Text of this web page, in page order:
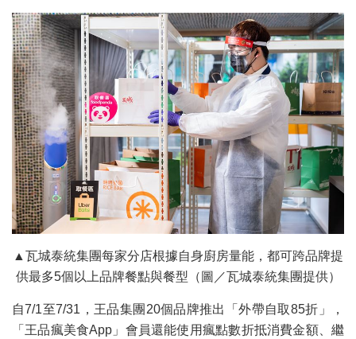
▲瓦城泰統集團每家分店根據自身廚房量能，都可跨品牌提
供最多5個以上品牌餐點與餐型（圖／瓦城泰統集團提供）
自7/1至7/31，王品集團20個品牌推出「外帶自取85折」，
「王品瘋美食App」會員還能使用瘋點數折抵消費金額、繼